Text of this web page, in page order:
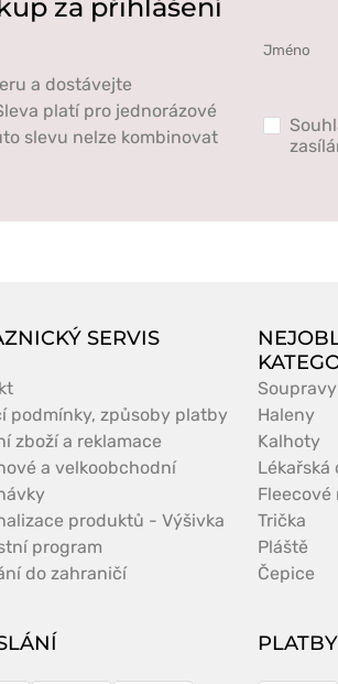
za přihlášení
a dostávejte
platí pro jednorázové
slevu nelze kombinovat
SERVIS
podmínky, způsoby platby
zboží a reklamace
a velkoobchodní
produktů - Výšivka
program
do zahraničí
Soupravy
Haleny
Kalhoty
Lékařská
Fleecové
Trička
Pláště
Čepice
PLATBY